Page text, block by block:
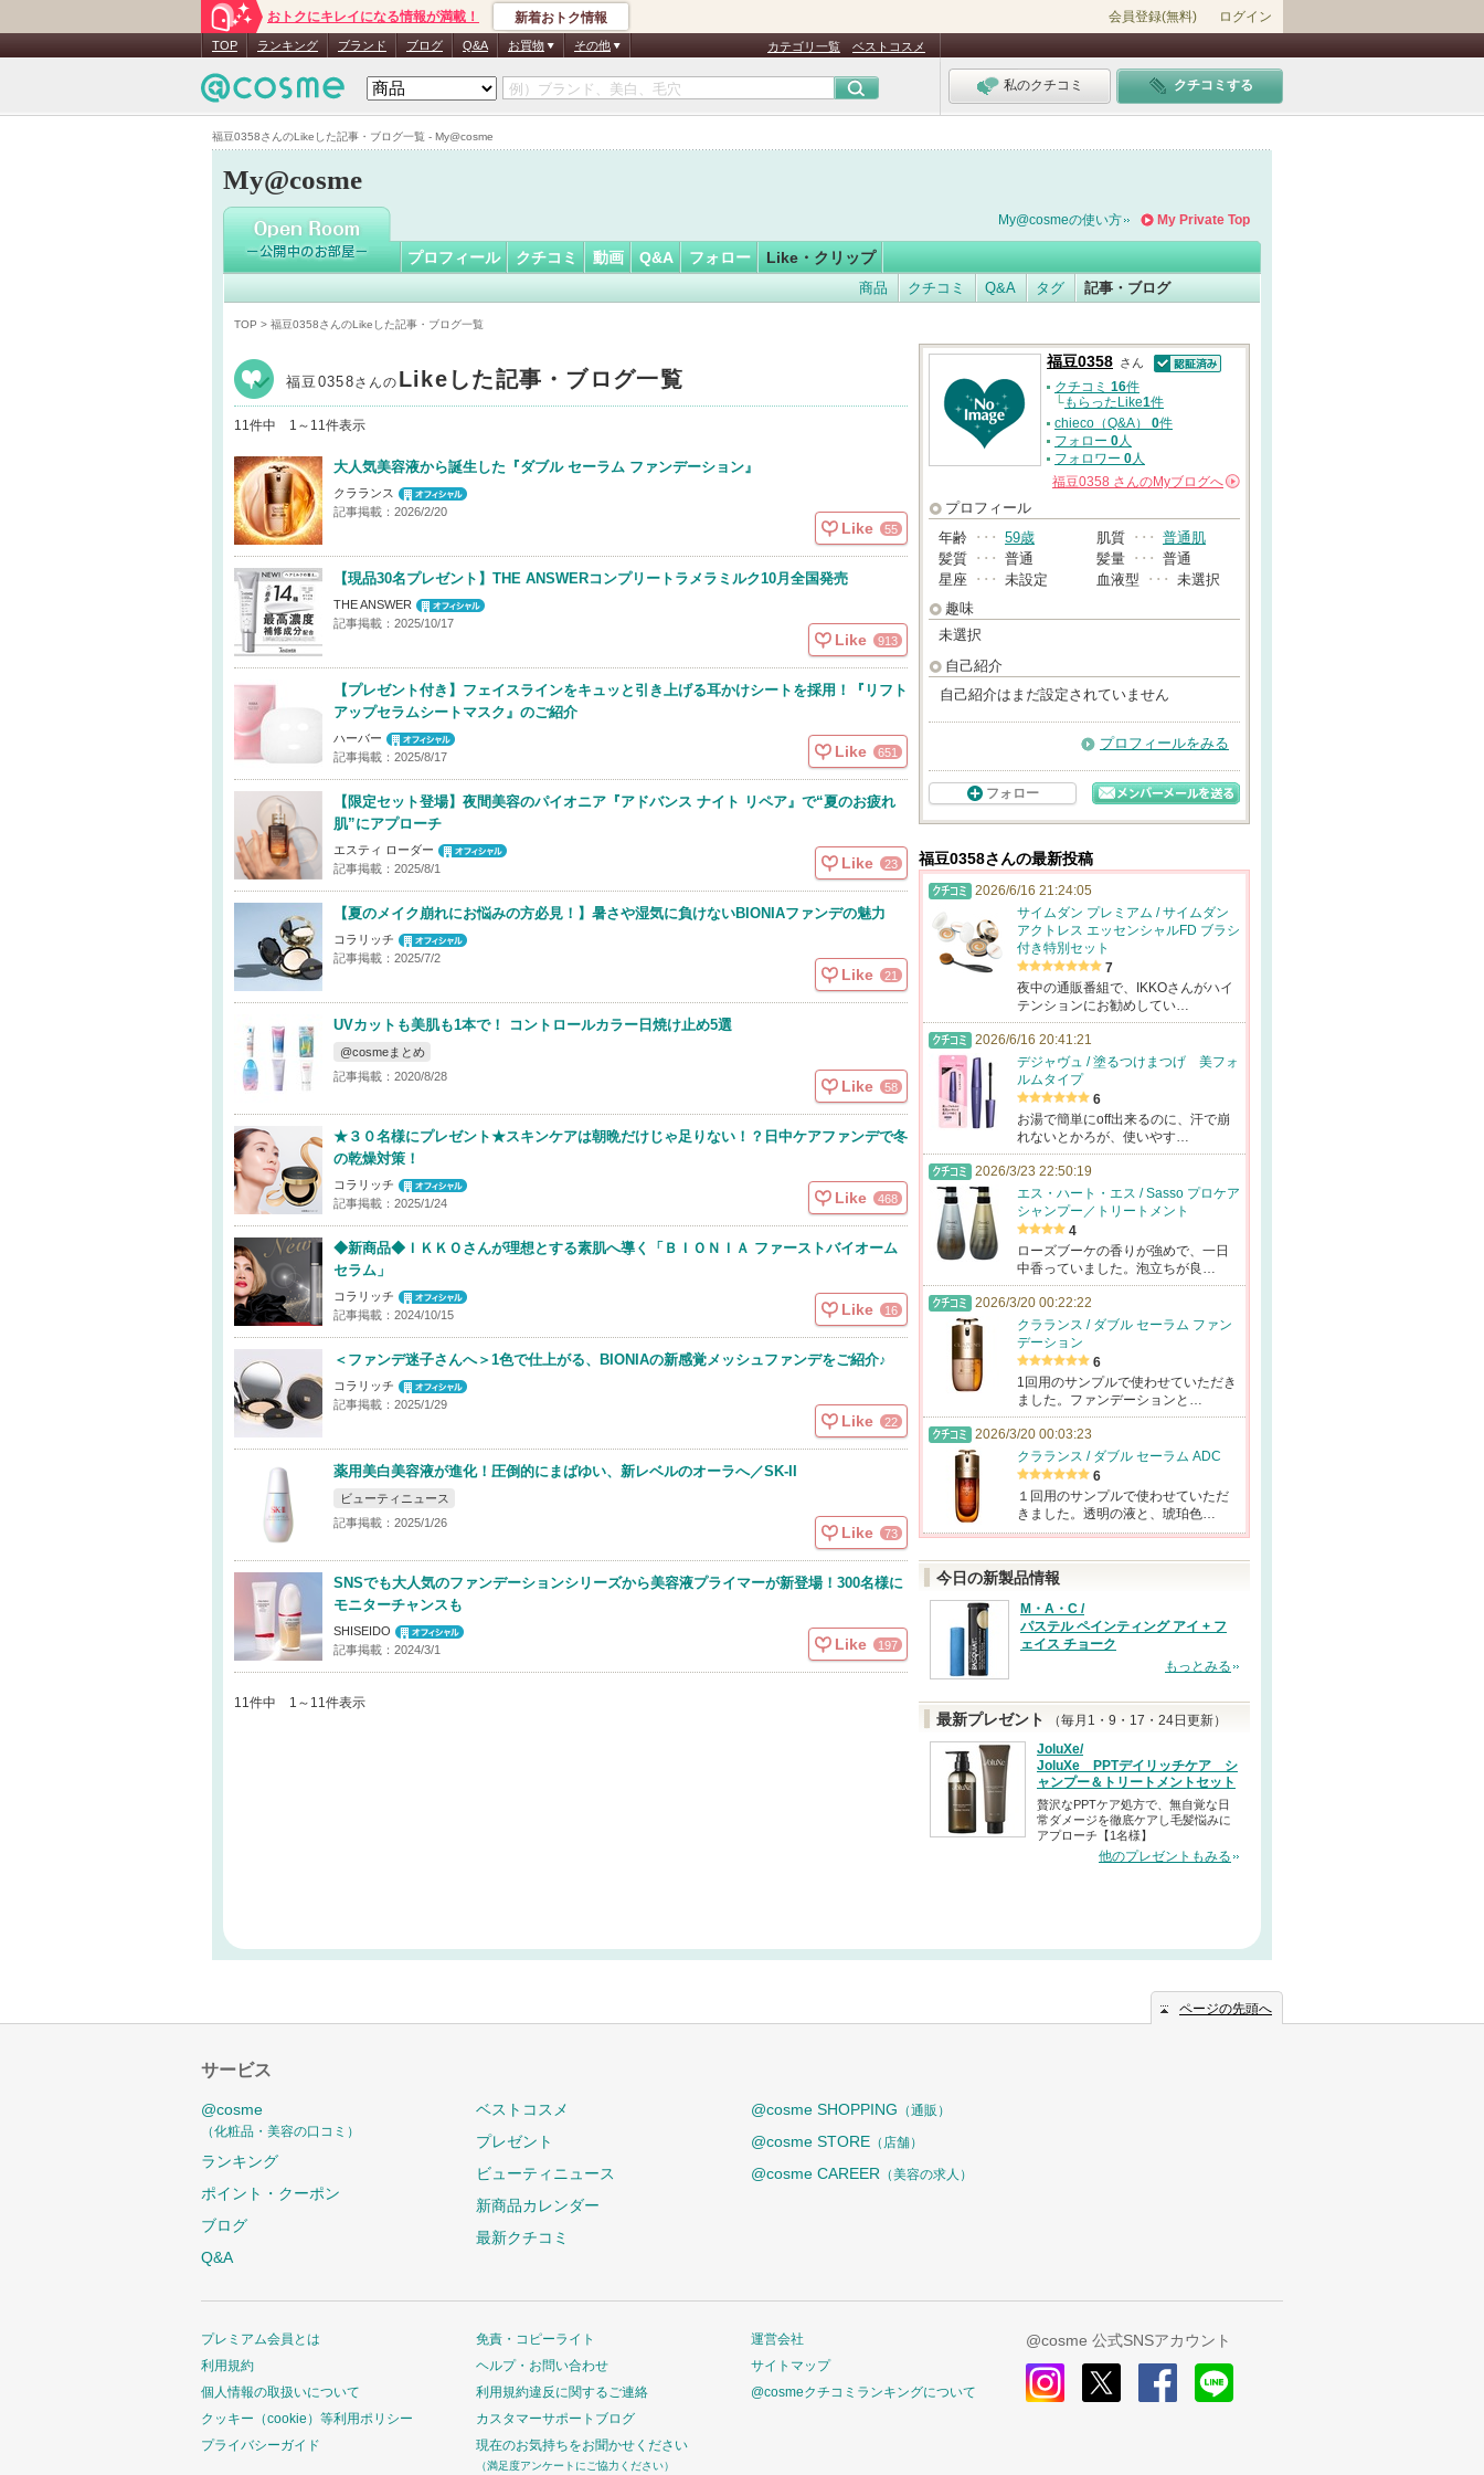
福豆0358さんのLikeした記事・ブログ一覧 - My@cosme
おトクにキレイになる情報が満載！ 新着おトク情報 会員登録(無料) ログイン
TOP ランキング ブランド ブログ Q&A お買物 その他 カテゴリ一覧 ベストコスメ
私のクチコミ クチコミする
My@cosme
福豆0358さん
認
証
My Private Top
My@cosmeの使い方
プロフィール クチコミ 動画 Q&A フォロー Like・クリップ
商品 クチコミ Q&A タグ 記事・ブログ
TOP > 福豆0358さんのLikeした記事・ブログ一覧
福豆0358さんの Likeした記事・ブログ一覧
11件中 1～11件表示
大人気美容液から誕生した『ダブル セーラム ファンデーション』
クラランス
記事掲載：2026/2/20
Like 55
【現品30名プレゼント】THE ANSWERコンプリートラメラミルク10月全国発売
THE ANSWER
記事掲載：2025/10/17
Like 913
【プレゼント付き】フェイスラインをキュッと引き上げる耳かけシートを採用！『リフト
アップセラムシートマスク』のご紹介
ハーバー
記事掲載：2025/8/17
Like 651
【限定セット登場】夜間美容のパイオニア『アドバンス ナイト リペア』で“夏のお疲れ
肌”にアプローチ
エスティ ローダー
記事掲載：2025/8/1
Like 23
【夏のメイク崩れにお悩みの方必見！】暑さや湿気に負けないBIONIAファンデの魅力
コラリッチ
記事掲載：2025/7/2
Like 21
UVカットも美肌も1本で！ コントロールカラー日焼け止め5選
@cosmeまとめ
記事掲載：2020/8/28
Like 58
★３０名様にプレゼント★スキンケアは朝晩だけじゃ足りない！？日中ケアファンデで冬
の乾燥対策！
コラリッチ
記事掲載：2025/1/24
Like 468
◆新商品◆ＩＫＫＯさんが理想とする素肌へ導く「ＢＩＯＮＩＡ ファーストバイオーム
セラム」
コラリッチ
記事掲載：2024/10/15
Like 16
＜ファンデ迷子さんへ＞1色で仕上がる、BIONIAの新感覚メッシュファンデをご紹介♪
コラリッチ
記事掲載：2025/1/29
Like 22
薬用美白美容液が進化！圧倒的にまばゆい、新レベルのオーラへ／SK-II
ビューティニュース
記事掲載：2025/1/26
Like 73
SNSでも大人気のファンデーションシリーズから美容液プライマーが新登場！300名様に
モニターチャンスも
SHISEIDO
記事掲載：2024/3/1
Like 197
11件中 1～11件表示
福豆0358 さん
クチコミ 16件
└もらったLike1件
chieco（Q&A） 0件
フォロー 0人
フォロワー 0人
福豆0358 さんのMyブログへ
プロフィール
年齢 ･･･ 59歳 肌質 ･･･ 普通肌
髪質 ･･･ 普通 髪量 ･･･ 普通
星座 ･･･ 未設定 血液型 ･･･ 未選択
趣味
未選択
自己紹介
自己紹介はまだ設定されていません
プロフィールをみる
フォロー
福豆0358さんの最新投稿
2026/6/16 21:24:05
サイムダン プレミアム / サイムダン
アクトレス エッセンシャルFD ブラシ
付き特別セット
7
夜中の通販番組で、IKKOさんがハイ
テンションにお勧めしてい…
2026/6/16 20:41:21
デジャヴュ / 塗るつけまつげ 美フォ
ルムタイプ
6
お湯で簡単にoff出来るのに、汗で崩
れないとかろが、使いやす…
2026/3/23 22:50:19
エス・ハート・エス / Sasso プロケア
シャンプー／トリートメント
4
ローズブーケの香りが強めで、一日
中香っていました。泡立ちが良…
2026/3/20 00:22:22
クラランス / ダブル セーラム ファン
デーション
6
1回用のサンプルで使わせていただき
ました。ファンデーションと…
2026/3/20 00:03:23
クラランス / ダブル セーラム ADC
6
１回用のサンプルで使わせていただ
きました。透明の液と、琥珀色…
今日の新製品情報
M・A・C /
パステル ペインティング アイ + フ
ェイス チョーク
もっとみる
最新プレゼント
（毎月1・9・17・24日更新）
JoluXe/
JoluXe PPTデイリッチケア シ
ャンプー＆トリートメントセット
贅沢なPPTケア処方で、無自覚な日
常ダメージを徹底ケアし毛髪悩みに
アプローチ【1名様】
他のプレゼントもみる
ページの先頭へ
サービス
@cosme
（化粧品・美容の口コミ）
ランキング
ポイント・クーポン
ブログ
Q&A
ベストコスメ
プレゼント
ビューティニュース
新商品カレンダー
最新クチコミ
@cosme SHOPPING （通販）
@cosme STORE （店舗）
@cosme CAREER （美容の求人）
プレミアム会員とは
利用規約
個人情報の取扱いについて
クッキー（cookie）等利用ポリシー
プライバシーガイド
免責・コピーライト
ヘルプ・お問い合わせ
利用規約違反に関するご連絡
カスタマーサポートブログ
現在のお気持ちをお聞かせください
（満足度アンケートにご協力ください）
運営会社
サイトマップ
@cosmeクチコミランキングについて
@cosme 公式SNSアカウント